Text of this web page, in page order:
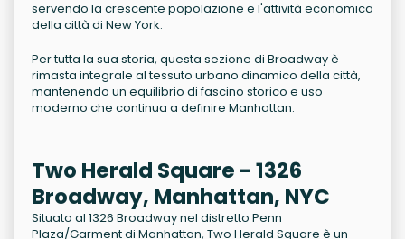
servendo la crescente popolazione e l'attività economica
della città di New York.
Per tutta la sua storia, questa sezione di Broadway è
rimasta integrale al tessuto urbano dinamico della città,
mantenendo un equilibrio di fascino storico e uso
moderno che continua a definire Manhattan.
Two Herald Square - 1326
Broadway, Manhattan, NYC
Situato al 1326 Broadway nel distretto Penn
Plaza/Garment di Manhattan, Two Herald Square è un